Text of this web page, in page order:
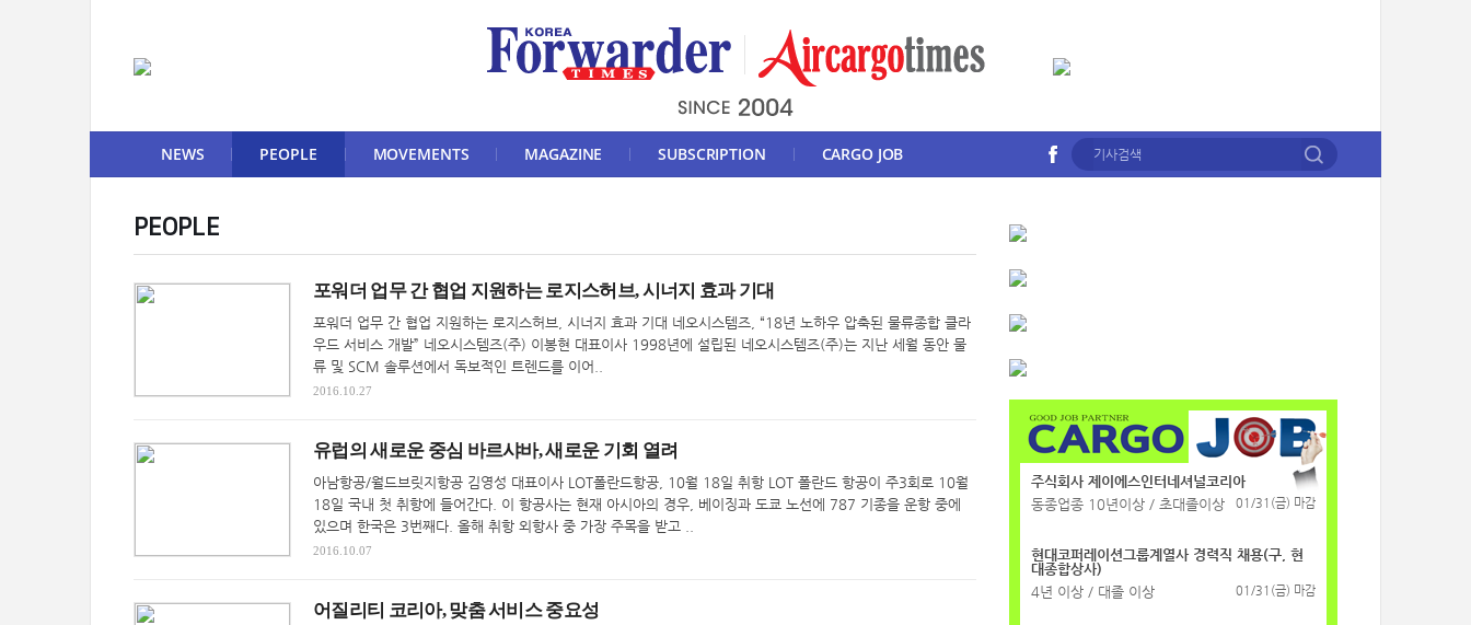
NEWS PEOPLE MOVEMENTS MAGAZINE SUBSCRIPTION CARGO JOB
PEOPLE
포워더 업무 간 협업 지원하는 로지스허브, 시너지 효과 기대
포워더 업무 간 협업 지원하는 로지스허브, 시너지 효과 기대 네오시스템즈, “18년 노하우 압축된 물류종합 클라
우드 서비스 개발” 네오시스템즈(주) 이봉현 대표이사 1998년에 설립된 네오시스템즈(주)는 지난 세월 동안 물
류 및 SCM 솔루션에서 독보적인 트렌드를 이어..
2016.10.27
유럽의 새로운 중심 바르샤바, 새로운 기회 열려
아남항공/월드브릿지항공 김영성 대표이사 LOT폴란드항공, 10월 18일 취항 LOT 폴란드 항공이 주3회로 10월
18일 국내 첫 취항에 들어간다. 이 항공사는 현재 아시아의 경우, 베이징과 도쿄 노선에 787 기종을 운항 중에
있으며 한국은 3번째다. 올해 취항 외항사 중 가장 주목을 받고 ..
2016.10.07
어질리티 코리아, 맞춤 서비스 중요성
주식회사 제이에스인터네셔널코리아
동종업종 10년이상 / 초대졸이상
01/31(금) 마감
현대코퍼레이션그룹계열사 경력직 채용(구, 현
대종합상사)
4년 이상 / 대졸 이상
01/31(금) 마감